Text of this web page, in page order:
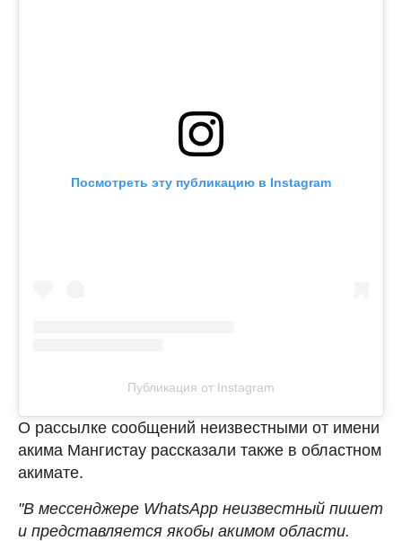
Посмотреть эту публикацию в Instagram
Публикация от Instagram
О рассылке сообщений неизвестными от имени
акима Мангистау рассказали также в областном
акимате.
"В мессенджере WhatsApp неизвестный пишет
и представляется якобы акимом области.